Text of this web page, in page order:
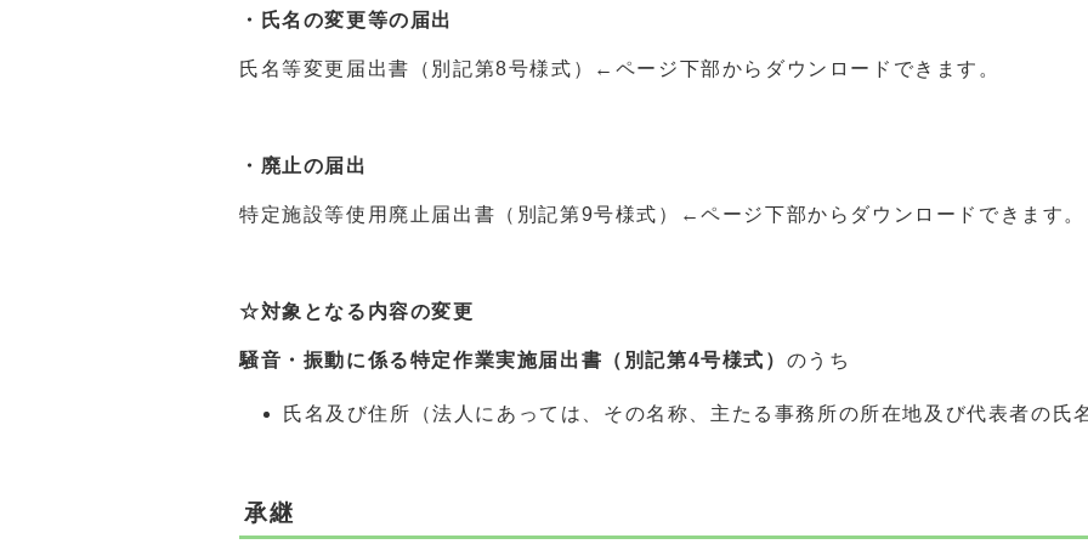
・氏名の変更等の届出
氏名等変更届出書（別記第8号様式）←ページ下部からダウンロードできます。
・廃止の届出
特定施設等使用廃止届出書（別記第9号様式）←ページ下部からダウンロードできます。
☆対象となる内容の変更
騒音・振動に係る特定作業実施届出書（別記第4号様式） のうち
氏名及び住所（法人にあっては、その名称、主たる事務所の所在地及び代表者の氏
承継